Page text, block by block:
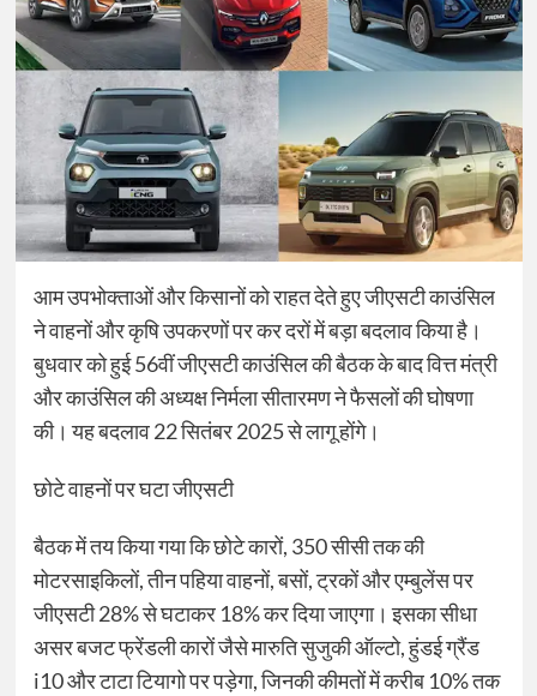
आम उपभोक्ताओं और किसानों को राहत देते हुए जीएसटी काउंसिल
ने वाहनों और कृषि उपकरणों पर कर दरों में बड़ा बदलाव किया है।
बुधवार को हुई 56वीं जीएसटी काउंसिल की बैठक के बाद वित्त मंत्री
और काउंसिल की अध्यक्ष निर्मला सीतारमण ने फैसलों की घोषणा
की। यह बदलाव 22 सितंबर 2025 से लागू होंगे।
छोटे वाहनों पर घटा जीएसटी
बैठक में तय किया गया कि छोटे कारों, 350 सीसी तक की
मोटरसाइकिलों, तीन पहिया वाहनों, बसों, ट्रकों और एम्बुलेंस पर
जीएसटी 28% से घटाकर 18% कर दिया जाएगा। इसका सीधा
असर बजट फ्रेंडली कारों जैसे मारुति सुजुकी ऑल्टो, हुंडई ग्रैंड
i10 और टाटा टियागो पर पड़ेगा, जिनकी कीमतों में करीब 10% तक